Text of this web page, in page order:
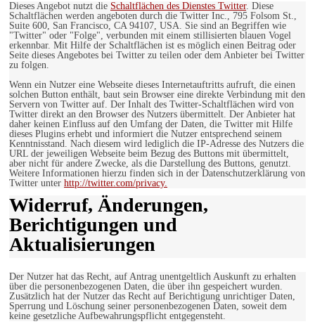
Dieses Angebot nutzt die Schaltflächen des Dienstes Twitter. Diese
Schaltflächen werden angeboten durch die Twitter Inc., 795 Folsom St.,
Suite 600, San Francisco, CA 94107, USA. Sie sind an Begriffen wie
"Twitter" oder "Folge", verbunden mit einem stillisierten blauen Vogel
erkennbar. Mit Hilfe der Schaltflächen ist es möglich einen Beitrag oder
Seite dieses Angebotes bei Twitter zu teilen oder dem Anbieter bei Twitter
zu folgen.
Wenn ein Nutzer eine Webseite dieses Internetauftritts aufruft, die einen
solchen Button enthält, baut sein Browser eine direkte Verbindung mit den
Servern von Twitter auf. Der Inhalt des Twitter-Schaltflächen wird von
Twitter direkt an den Browser des Nutzers übermittelt. Der Anbieter hat
daher keinen Einfluss auf den Umfang der Daten, die Twitter mit Hilfe
dieses Plugins erhebt und informiert die Nutzer entsprechend seinem
Kenntnisstand. Nach diesem wird lediglich die IP-Adresse des Nutzers die
URL der jeweiligen Webseite beim Bezug des Buttons mit übermittelt,
aber nicht für andere Zwecke, als die Darstellung des Buttons, genutzt.
Weitere Informationen hierzu finden sich in der Datenschutzerklärung von
Twitter unter http://twitter.com/privacy.
Widerruf, Änderungen,
Berichtigungen und
Aktualisierungen
Der Nutzer hat das Recht, auf Antrag unentgeltlich Auskunft zu erhalten
über die personenbezogenen Daten, die über ihn gespeichert wurden.
Zusätzlich hat der Nutzer das Recht auf Berichtigung unrichtiger Daten,
Sperrung und Löschung seiner personenbezogenen Daten, soweit dem
keine gesetzliche Aufbewahrungspflicht entgegensteht.